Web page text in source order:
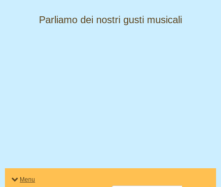
​​​​​​​Parliamo dei nostri gusti musicali
Menu